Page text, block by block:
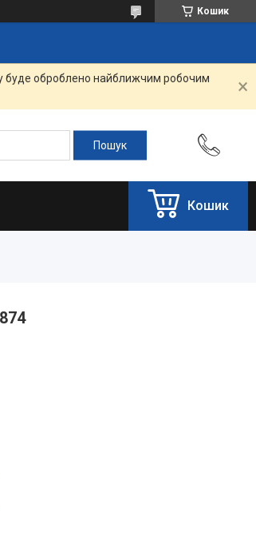
Кошик
буде оброблено найближчим робочим
Кошик